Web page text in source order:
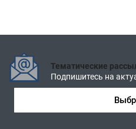
Тематические
Подпишитесь на